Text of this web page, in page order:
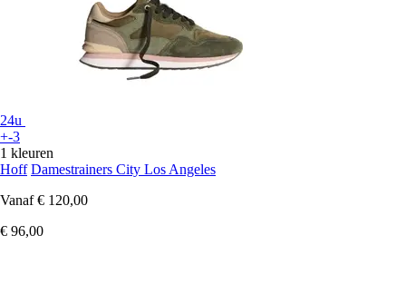
24u
+-3
1 kleuren
Hoff Damestrainers City Los Angeles
Vanaf € 120,00
€ 96,00